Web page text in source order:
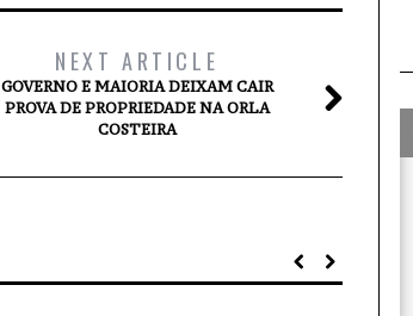
NEXT ARTICLE
GOVERNO E MAIORIA DEIXAM CAIR
PROVA DE PROPRIEDADE NA ORLA
COSTEIRA